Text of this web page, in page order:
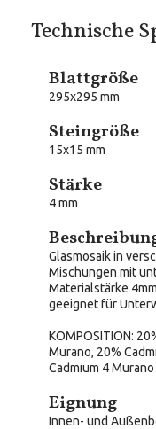
Technische
Blattgröße
295x295 mm
Steingröße
15x15 mm
Stärke
4 mm
Glasmosaik in
Mischungen mit
Materialstärke
geeignet für
KOMPOSITION:
Murano, 20%
Cadmium 4 Murano
Eignung
Innen- und